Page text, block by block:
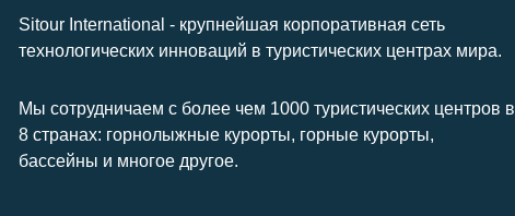
Sitour International - крупнейшая корпоративная сеть
технологических инноваций в туристических центрах мира.
Мы сотрудничаем с более чем 1000 туристических центров в
8 странах: горнолыжные курорты, горные курорты,
бассейны и многое другое.